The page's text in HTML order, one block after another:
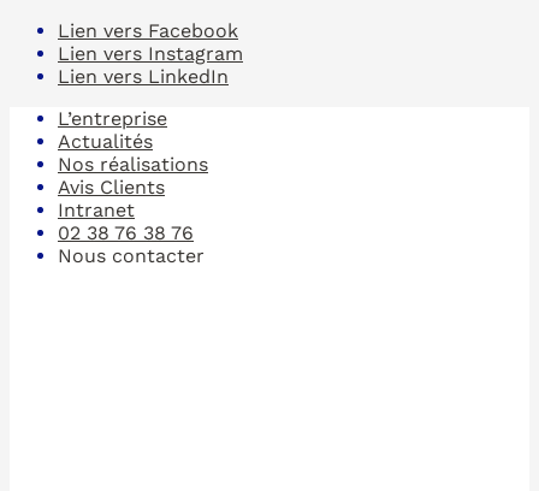
Lien vers Facebook
Lien vers Instagram
Lien vers LinkedIn
L’entreprise
Actualités
Nos réalisations
Avis Clients
Intranet
02 38 76 38 76
Nous contacter